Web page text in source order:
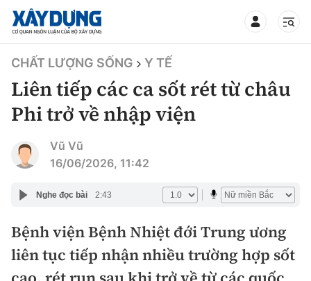
TIN BỘ XÂY DỰNG
CHUYÊN MỤC
Thời sự
Chính trị
Xây dựng
CHẤT LƯỢNG SỐNG Y TẾ
Liên tiếp các ca sốt rét từ châu
Phi trở về nhập viện
Vũ Vũ
16/06/2026, 11:42
Nghe đọc bài 2:43
Bệnh viện Bệnh Nhiệt đới Trung ương
liên tục tiếp nhận nhiều trường hợp sốt